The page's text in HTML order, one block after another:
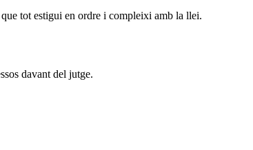
tot estigui en ordre i compleixi amb la llei.
davant del jutge.